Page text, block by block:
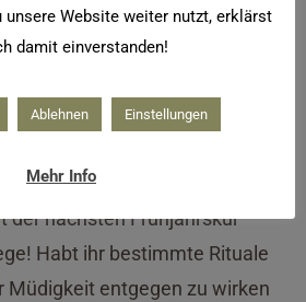
mit vielen Tipps und
der nächsten Frühjahrskur
Habt ihr bestimmte Rituale
Müdigkeit entgegen zu wirken
unsere Website weiter nutzt, erklärst
damit einverstanden!
Ablehnen Einstellungen
Mehr Info